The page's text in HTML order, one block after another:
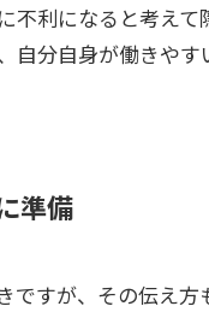
不利になると考え
自分自身が働きや
準備
ですが、その伝え